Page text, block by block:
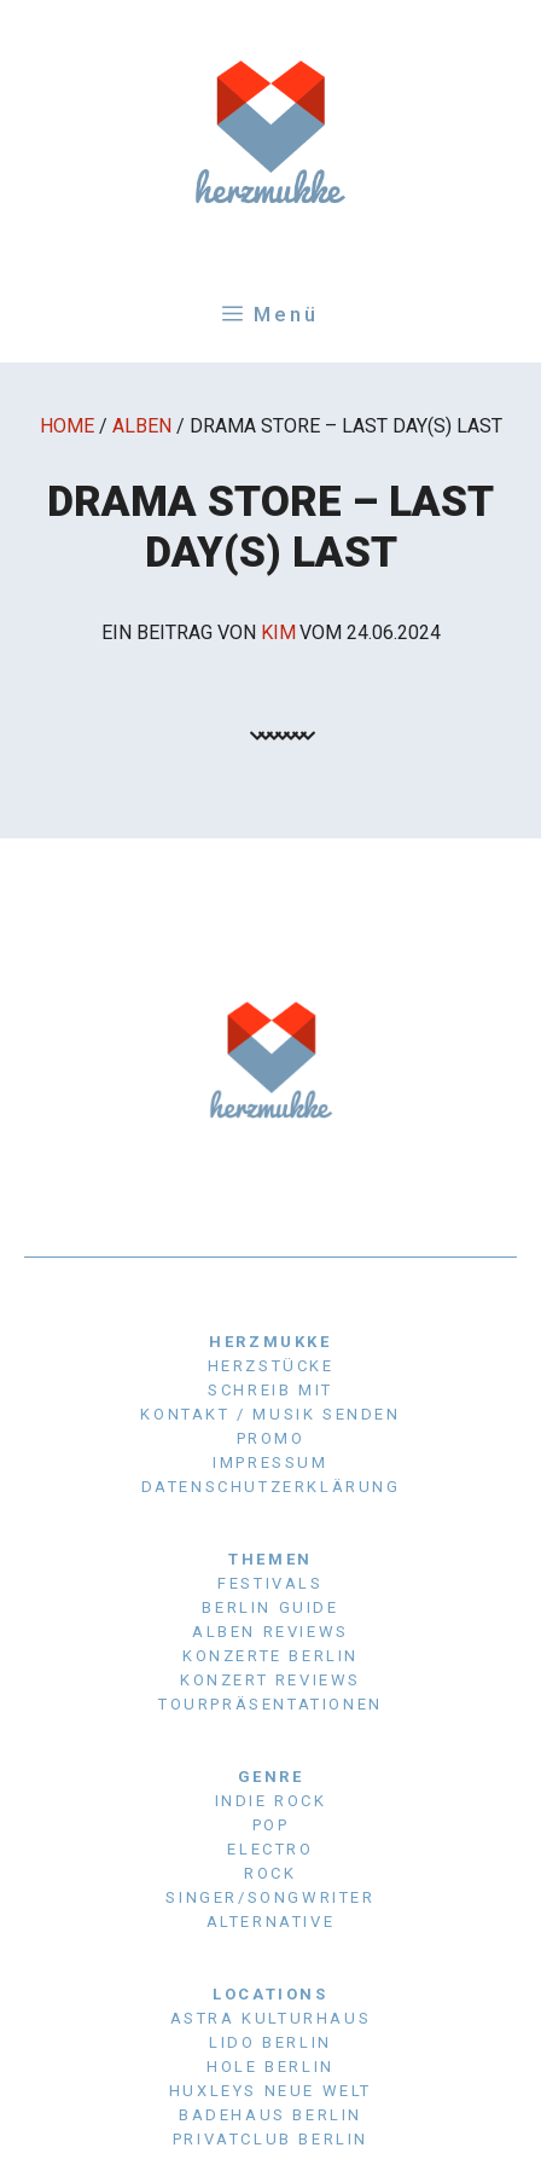
Menü
HOME / ALBEN / DRAMA STORE – LAST DAY(S) LAST
DRAMA STORE – LAST
DAY(S) LAST
EIN BEITRAG VON KIMVOM 24.06.2024
HERZMUKKE
HERZSTÜCKE
SCHREIB MIT
KONTAKT / MUSIK SENDEN
PROMO
IMPRESSUM
DATENSCHUTZERKLÄRUNG
THEMEN
FESTIVALS
BERLIN GUIDE
ALBEN REVIEWS
KONZERTE BERLIN
KONZERT REVIEWS
TOURPRÄSENTATIONEN
GENRE
INDIE ROCK
POP
ELECTRO
ROCK
SINGER/SONGWRITER
ALTERNATIVE
LOCATIONS
ASTRA KULTURHAUS
LIDO BERLIN
HOLE BERLIN
HUXLEYS NEUE WELT
BADEHAUS BERLIN
PRIVATCLUB BERLIN